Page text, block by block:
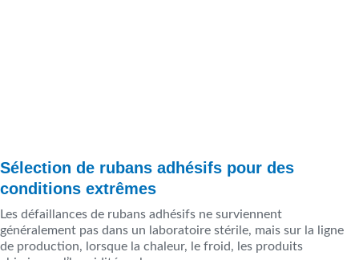
Sélection de rubans adhésifs pour des
conditions extrêmes
Les défaillances de rubans adhésifs ne surviennent
généralement pas dans un laboratoire stérile, mais sur la ligne
de production, lorsque la chaleur, le froid, les produits